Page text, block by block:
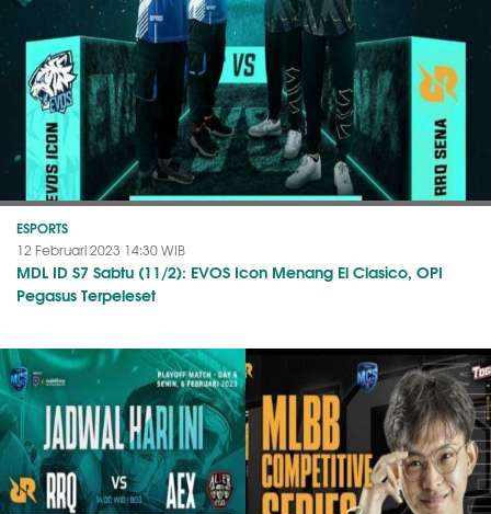
ESPORTS
12 Februari 2023 14:30 WIB
MDL ID S7 Sabtu (11/2): EVOS Icon Menang El Clasico, OPI
Pegasus Terpeleset